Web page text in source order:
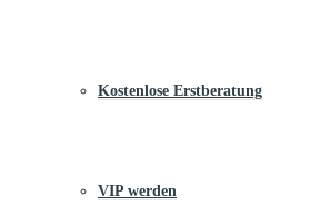
Kostenlose Erstberatung
VIP werden